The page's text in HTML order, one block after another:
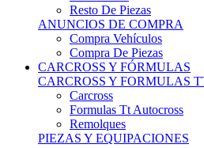
ANUNCIOS DE COMPRA
Compra Vehículos
Compra De Piezas
CARCROSS Y FÓRMULAS
CARCROSS Y FORMULAS TT
Carcross
Formulas Tt Autocross
Remolques
PIEZAS Y EQUIPACIONES
Mecanica